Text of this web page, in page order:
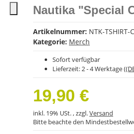
Nautika "Special
Artikelnummer: NTK-TSHIRT-
Kategorie: Merch
Sofort verfügbar
Lieferzeit: 2 - 4 Werktage
19,90 €
inkl. 19% USt. , zzgl.Versand
Bitte beachte den